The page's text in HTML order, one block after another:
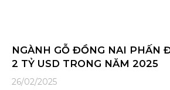
NGÀNH GỖ ĐỒNG NAI PHẤN
2 TỶ USD TRONG NĂM 2025
26/02/2025